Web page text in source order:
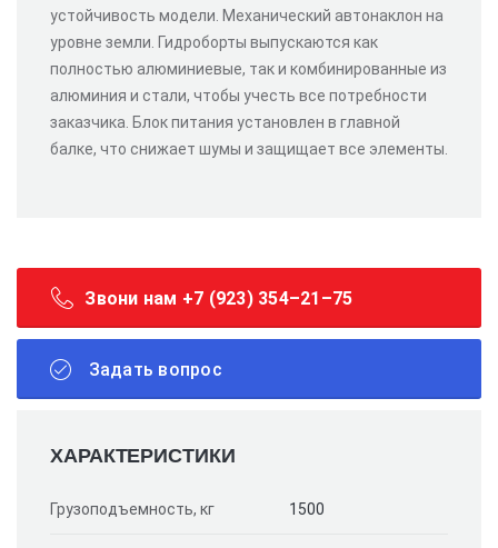
устойчивость модели. Механический автонаклон на
уровне земли. Гидроборты выпускаются как
полностью алюминиевые, так и комбинированные из
алюминия и стали, чтобы учесть все потребности
заказчика. Блок питания установлен в главной
балке, что снижает шумы и защищает все элементы.
Звони нам +7 (923) 354–21–75
Задать вопрос
ХАРАКТЕРИСТИКИ
Грузоподъемность, кг 1500